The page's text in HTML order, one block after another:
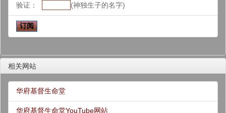
验证： (神独生子的名字)
相关网站
华府基督生命堂
华府基督生命堂YouTube网站